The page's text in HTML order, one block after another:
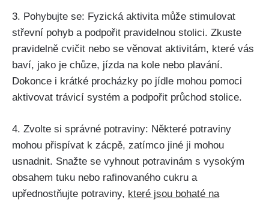
3. Pohybujte se: Fyzická aktivita může stimulovat
střevní pohyb a podpořit pravidelnou stolici. Zkuste⁣
pravidelně cvičit ⁣nebo se ‍věnovat aktivitám, které vás
baví, ⁤jako ​je chůze, jízda na kole nebo plavání.
Dokonce i krátké ‍procházky​ po⁣ jídle mohou pomoci
aktivovat​ trávicí systém a⁢ podpořit průchod ⁢stolice.
4.⁢ Zvolte si správné potraviny: Některé⁣ potraviny
mohou přispívat⁢ k zácpě,⁤ zatímco jiné ji mohou
usnadnit. Snažte se vyhnout potravinám s vysokým
obsahem tuku nebo ‌rafinovaného cukru a‍
upřednostňujte potraviny, které‌ jsou bohaté na